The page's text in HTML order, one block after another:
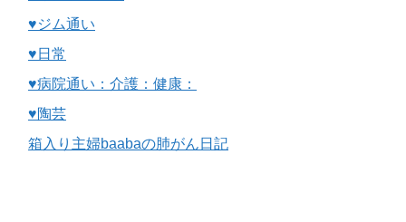
♥ジム通い
♥日常
♥病院通い：介護：健康：
♥陶芸
箱入り主婦baabaの肺がん日記